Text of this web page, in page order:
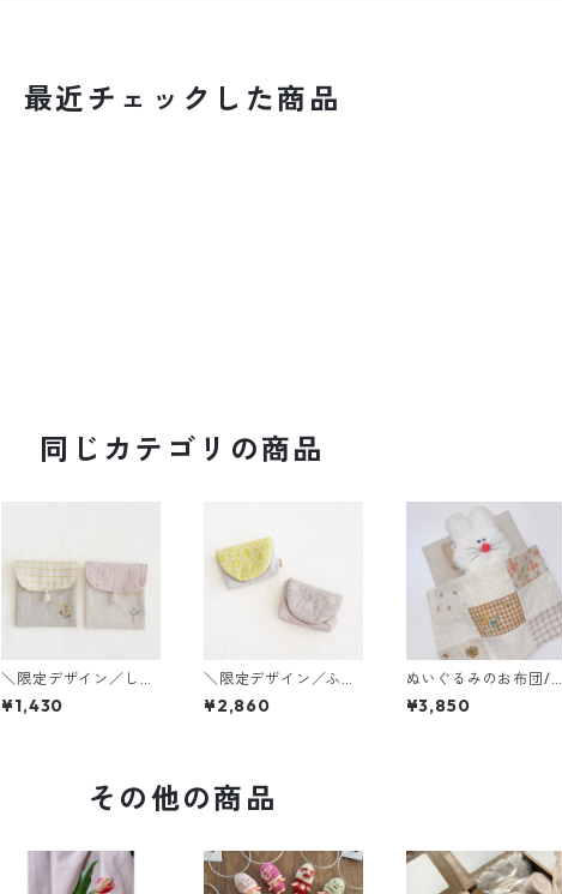
最近チェックした商品
同じカテゴリの商品
＼限定デザイン／しか
くポーチ
¥1,430
＼限定デザイン／ふた
付きポーチ
¥2,860
ぬいぐるみのお布団/M
サイズ
¥3,850
その他の商品